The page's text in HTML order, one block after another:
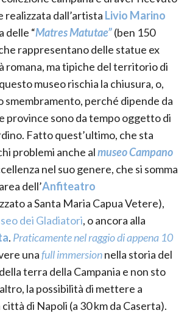
realizzata dall’artista Livio Marino
delle “Matres Matutae”(ben 150
rappresentano delle statue ex
romana, ma tipiche del territorio di
museo rischia la chiusura, o,
smembramento, perché dipende da
province sono da tempo oggetto di
Fatto quest’ultimo, che sta
problemi anche almuseo Campano
nel suo genere, che si somma
dell’Anfiteatro
a Santa Maria Capua Vetere),
dei Gladiatori, o ancora alla
. Praticamente nel raggio di appena 10
unafull immersionnella storia del
terra della Campania e non sto
la possibilità di mettere a
di Napoli (a 30 km da Caserta).